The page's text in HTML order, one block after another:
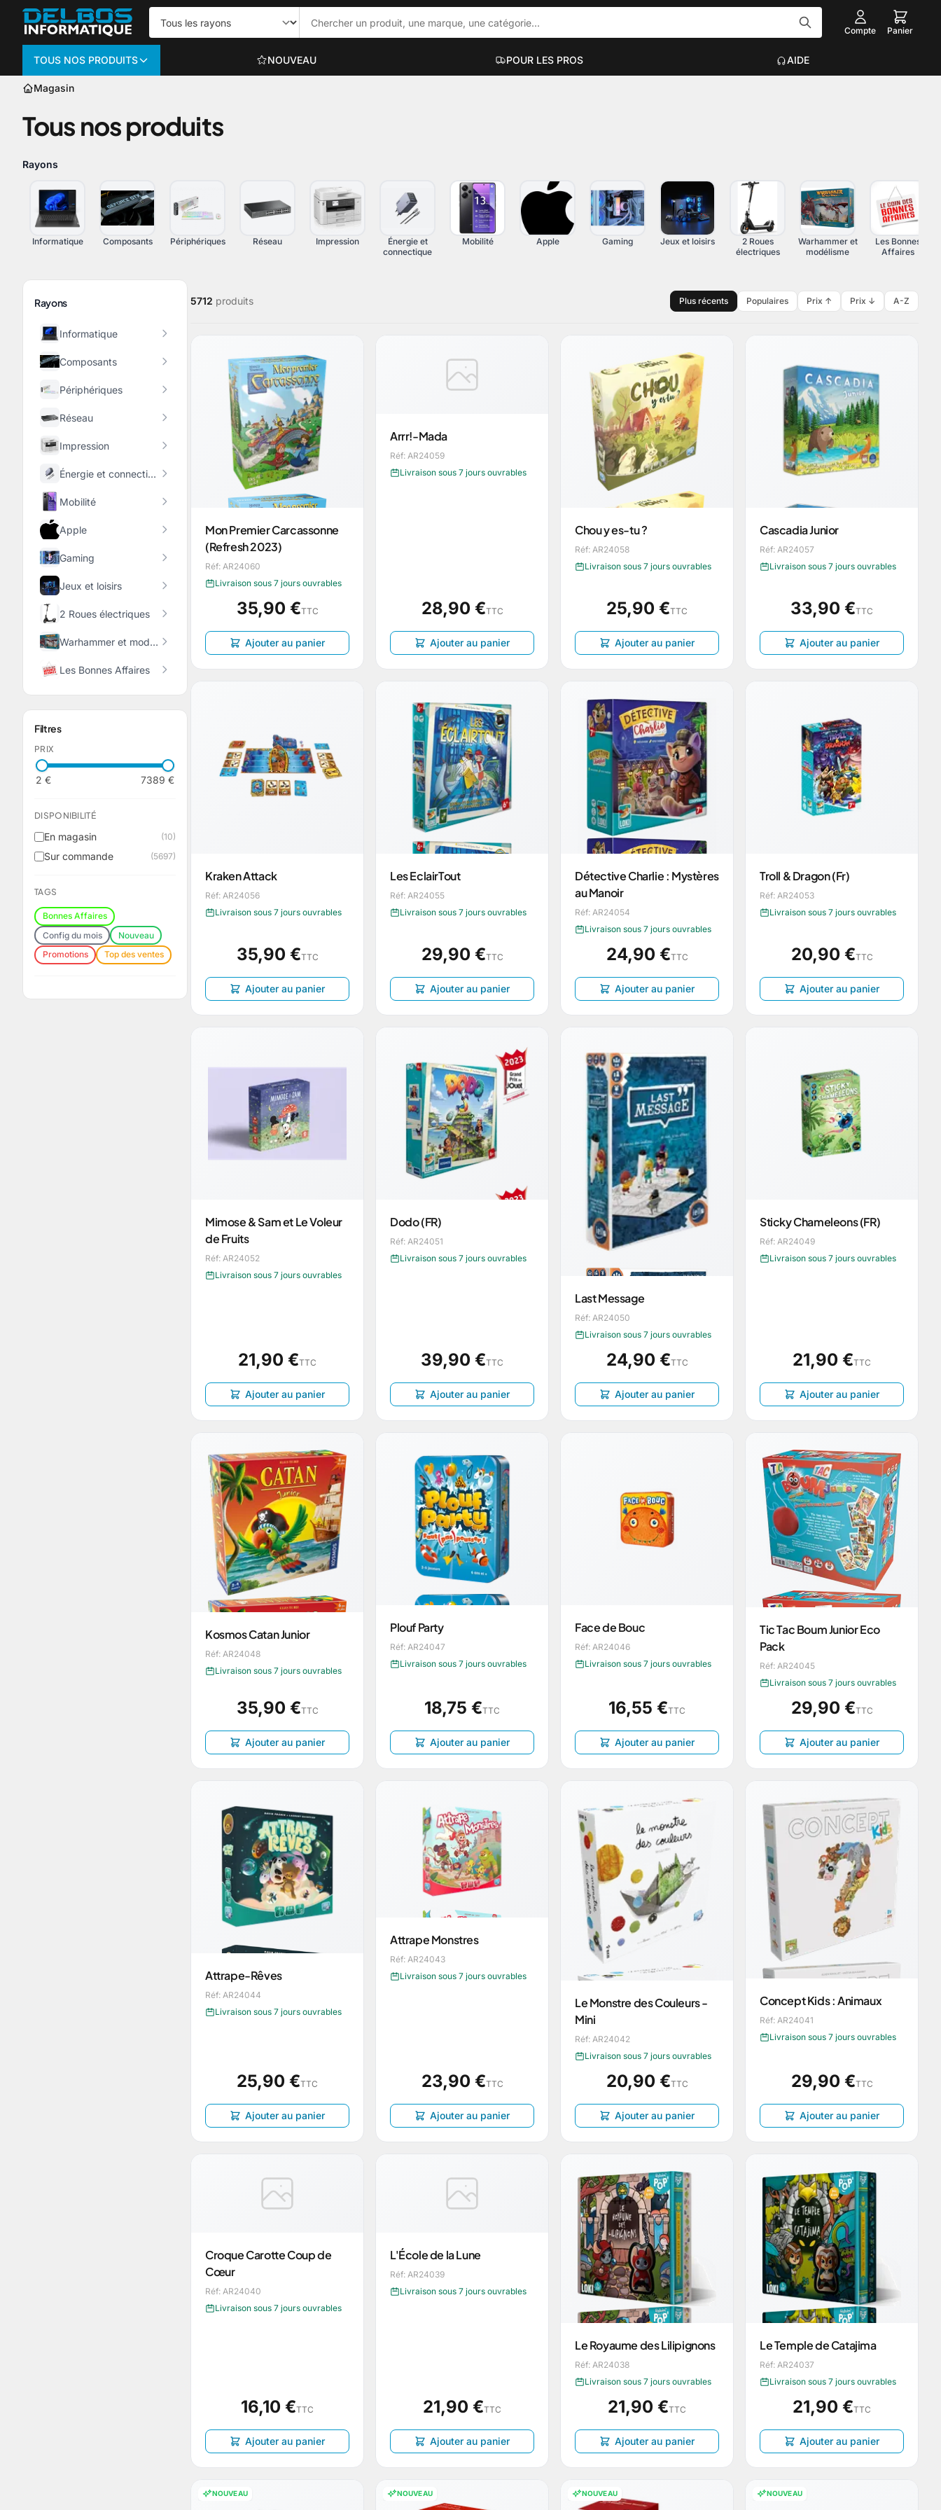
Compte Panier
TOUS NOS PRODUITS NOUVEAU POUR LES PROS AIDE
Sacs et sacoches
Supports et accessoires
Filtres de confidentialité
PC gaming
PC workstation
Voir plus
Claviers, Souris, Tapis
Voir plus
Magasin
Tous nos produits
Rayons
Informatique Composants Périphériques Réseau Impression
Énergie et
connectique
Mobilité Apple Gaming Jeux et loisirs
2 Roues
électriques
Warhammer et
modélisme
Les Bonnes
Affaires
Rayons
Informatique
Composants
Périphériques
Réseau
Impression
Énergie et connectique
Mobilité
Apple
Gaming
Jeux et loisirs
2 Roues électriques
Warhammer et modélisme
Les Bonnes Affaires
Filtres
PRIX
2 € 7389 €
DISPONIBILITÉ
En magasin (10)
Sur commande (5697)
TAGS
Bonnes Affaires
Config du mois
Nouveau
Promotions
Top des ventes
5712 produits Plus récents Populaires Prix ↑ Prix ↓ A-Z
Mon Premier Carcassonne
(Refresh 2023)
Réf: AR24060
Livraison sous 7 jours ouvrables
35,90 €TTC
Ajouter au panier
Arrr!-Mada
Réf: AR24059
Livraison sous 7 jours ouvrables
28,90 €TTC
Ajouter au panier
Chou y es-tu ?
Réf: AR24058
Livraison sous 7 jours ouvrables
25,90 €TTC
Ajouter au panier
Cascadia Junior
Réf: AR24057
Livraison sous 7 jours ouvrables
33,90 €TTC
Ajouter au panier
Kraken Attack
Réf: AR24056
Livraison sous 7 jours ouvrables
35,90 €TTC
Ajouter au panier
Les EclairTout
Réf: AR24055
Livraison sous 7 jours ouvrables
29,90 €TTC
Ajouter au panier
Détective Charlie : Mystères
au Manoir
Réf: AR24054
Livraison sous 7 jours ouvrables
24,90 €TTC
Ajouter au panier
Troll & Dragon (Fr)
Réf: AR24053
Livraison sous 7 jours ouvrables
20,90 €TTC
Ajouter au panier
Mimose & Sam et Le Voleur
de Fruits
Réf: AR24052
Livraison sous 7 jours ouvrables
21,90 €TTC
Ajouter au panier
Dodo (FR)
Réf: AR24051
Livraison sous 7 jours ouvrables
39,90 €TTC
Ajouter au panier
Last Message
Réf: AR24050
Livraison sous 7 jours ouvrables
24,90 €TTC
Ajouter au panier
Sticky Chameleons (FR)
Réf: AR24049
Livraison sous 7 jours ouvrables
21,90 €TTC
Ajouter au panier
Kosmos Catan Junior
Réf: AR24048
Livraison sous 7 jours ouvrables
35,90 €TTC
Ajouter au panier
Plouf Party
Réf: AR24047
Livraison sous 7 jours ouvrables
18,75 €TTC
Ajouter au panier
Face de Bouc
Réf: AR24046
Livraison sous 7 jours ouvrables
16,55 €TTC
Ajouter au panier
Tic Tac Boum Junior Eco
Pack
Réf: AR24045
Livraison sous 7 jours ouvrables
29,90 €TTC
Ajouter au panier
Attrape-Rêves
Réf: AR24044
Livraison sous 7 jours ouvrables
25,90 €TTC
Ajouter au panier
Attrape Monstres
Réf: AR24043
Livraison sous 7 jours ouvrables
23,90 €TTC
Ajouter au panier
Le Monstre des Couleurs -
Mini
Réf: AR24042
Livraison sous 7 jours ouvrables
20,90 €TTC
Ajouter au panier
Concept Kids : Animaux
Réf: AR24041
Livraison sous 7 jours ouvrables
29,90 €TTC
Ajouter au panier
Croque Carotte Coup de
Cœur
Réf: AR24040
Livraison sous 7 jours ouvrables
16,10 €TTC
Ajouter au panier
L'École de la Lune
Réf: AR24039
Livraison sous 7 jours ouvrables
21,90 €TTC
Ajouter au panier
Le Royaume des Lilipignons
Réf: AR24038
Livraison sous 7 jours ouvrables
21,90 €TTC
Ajouter au panier
Le Temple de Catajima
Réf: AR24037
Livraison sous 7 jours ouvrables
21,90 €TTC
Ajouter au panier
NOUVEAU NOUVEAU NOUVEAU NOUVEAU